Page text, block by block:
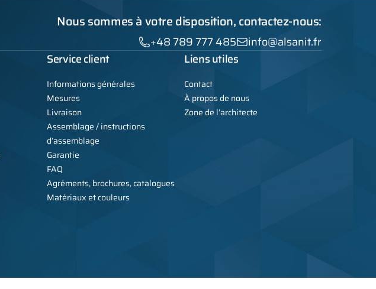
Nous sommes à votre disposition, contactez-nous:
+48 789 777 485
info@alsanit.fr
Service client
Informations générales
Mesures
Livraison
Assemblage / instructions
d’assemblage
Garantie
FAQ
Agréments, brochures, catalogues
Matériaux et couleurs
Liens utiles
Contact
À propos de nous
Zone de l’architecte